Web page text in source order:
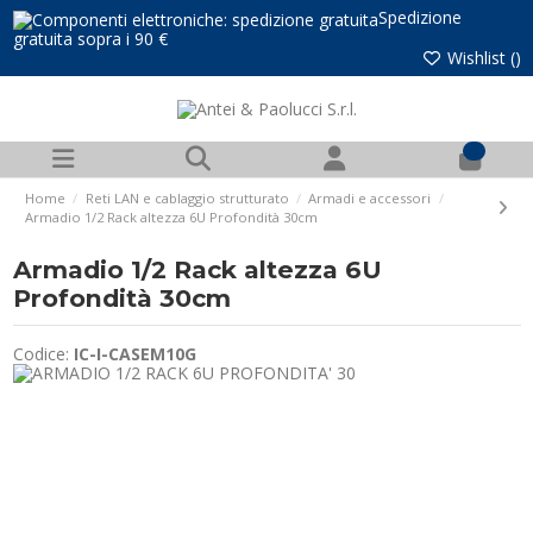
Spedizione
gratuita sopra i 90 €
Wishlist ()
Home Reti LAN e cablaggio strutturato
Armadi e accessori
Armadio 1/2 Rack altezza 6U Profondità 30cm
Armadio 1/2 Rack altezza 6U
Profondità 30cm
Codice: IC-I-CASEM10G